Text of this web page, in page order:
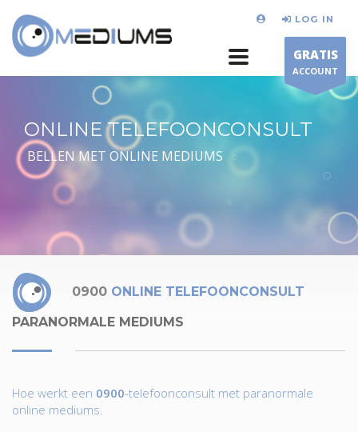
LOG IN
GRATIS
ACCOUNT
ONLINE TELEFOONCONSULT
BELLEN MET ONLINE MEDIUMS
0900 ONLINE TELEFOONCONSULT
PARANORMALE MEDIUMS
Hoe werkt een 0900-telefoonconsult met paranormale
online mediums.